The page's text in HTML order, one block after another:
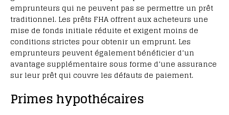
emprunteurs qui ne peuvent pas se permettre un prêt
traditionnel. Les prêts FHA offrent aux acheteurs une
mise de fonds initiale réduite et exigent moins de
conditions strictes pour obtenir un emprunt. Les
emprunteurs peuvent également bénéficier d’un
avantage supplémentaire sous forme d’une assurance
sur leur prêt qui couvre les défauts de paiement.
Primes hypothécaires